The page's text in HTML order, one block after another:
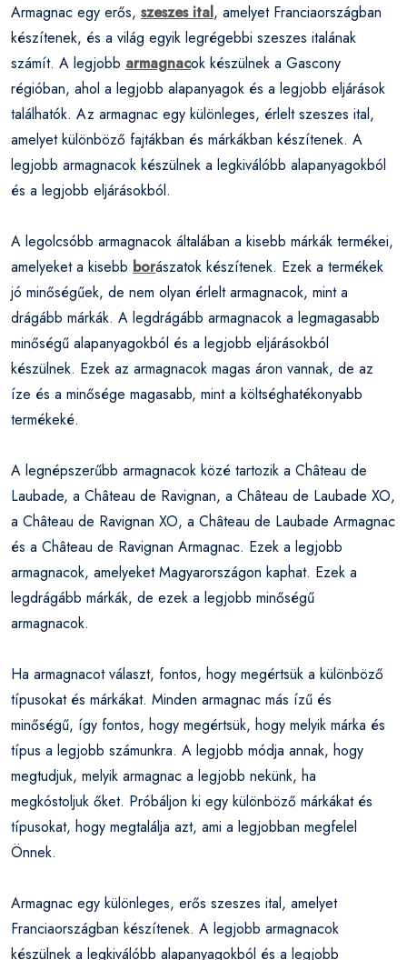
Armagnac egy erős, szeszes ital, amelyet Franciaországban
készítenek, és a világ egyik legrégebbi szeszes italának
számít. A legjobb armagnacok készülnek a Gascony
régióban, ahol a legjobb alapanyagok és a legjobb eljárások
találhatók. Az armagnac egy különleges, érlelt szeszes ital,
amelyet különböző fajtákban és márkákban készítenek. A
legjobb armagnacok készülnek a legkiválóbb alapanyagokból
és a legjobb eljárásokból.
A legolcsóbb armagnacok általában a kisebb márkák termékei,
amelyeket a kisebb borászatok készítenek. Ezek a termékek
jó minőségűek, de nem olyan érlelt armagnacok, mint a
drágább márkák. A legdrágább armagnacok a legmagasabb
minőségű alapanyagokból és a legjobb eljárásokból
készülnek. Ezek az armagnacok magas áron vannak, de az
íze és a minősége magasabb, mint a költséghatékonyabb
termékeké.
A legnépszerűbb armagnacok közé tartozik a Château de
Laubade, a Château de Ravignan, a Château de Laubade XO,
a Château de Ravignan XO, a Château de Laubade Armagnac
és a Château de Ravignan Armagnac. Ezek a legjobb
armagnacok, amelyeket Magyarországon kaphat. Ezek a
legdrágább márkák, de ezek a legjobb minőségű
armagnacok.
Ha armagnacot választ, fontos, hogy megértsük a különböző
típusokat és márkákat. Minden armagnac más ízű és
minőségű, így fontos, hogy megértsük, hogy melyik márka és
típus a legjobb számunkra. A legjobb módja annak, hogy
megtudjuk, melyik armagnac a legjobb nekünk, ha
megkóstoljuk őket. Próbáljon ki egy különböző márkákat és
típusokat, hogy megtalálja azt, ami a legjobban megfelel
Önnek.
Armagnac egy különleges, erős szeszes ital, amelyet
Franciaországban készítenek. A legjobb armagnacok
készülnek a legkiválóbb alapanyagokból és a legjobb